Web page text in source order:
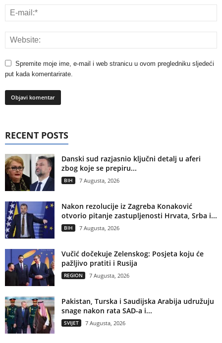
Spremite moje ime, e-mail i web stranicu u ovom pregledniku sljedeći
put kada komentarirate.
RECENT POSTS
Danski sud razjasnio ključni detalj u aferi
zbog koje se prepiru...
BIH 7 Augusta, 2026
Nakon rezolucije iz Zagreba Konaković
otvorio pitanje zastupljenosti Hrvata, Srba i...
BIH 7 Augusta, 2026
Vučić dočekuje Zelenskog: Posjeta koju će
pažljivo pratiti i Rusija
REGION 7 Augusta, 2026
Pakistan, Turska i Saudijska Arabija udružuju
snage nakon rata SAD-a i...
SVIJET 7 Augusta, 2026